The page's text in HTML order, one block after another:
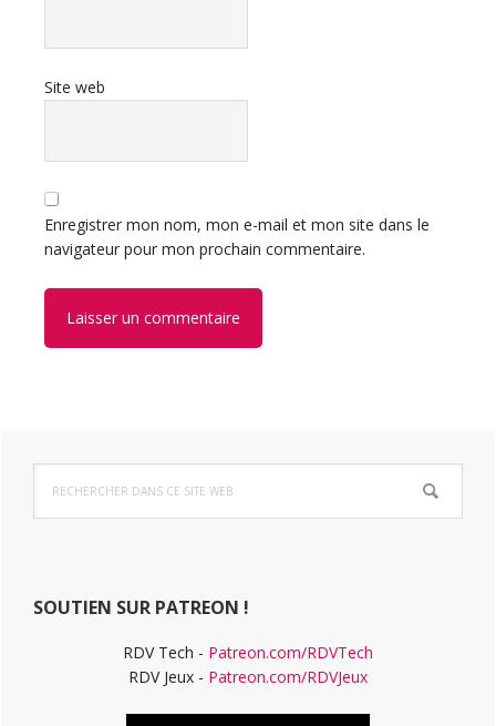
Site web
Enregistrer mon nom, mon e-mail et mon site dans le
navigateur pour mon prochain commentaire.
Barre
latérale
dans
ce
SOUTIEN SUR PATREON !
RDV Tech - Patreon.com/RDVTech
RDV Jeux - Patreon.com/RDVJeux